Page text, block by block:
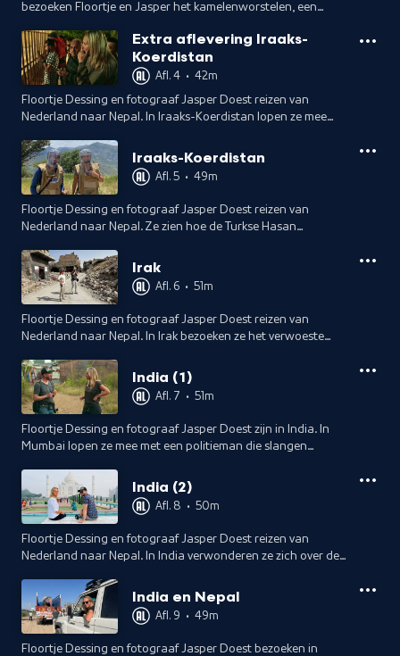
bezoeken Floortje en Jasper het kamelenworstelen, een
ontmoeten ze succesvol zakenman Mert.
Extra aflevering Iraaks-
Koerdistan
Afl. 4 • 42m
Floortje Dessing en fotograaf Jasper Doest reizen van
Nederland naar Nepal. In Iraaks-Koerdistan lopen ze mee
het helpen van dieren.Iraaks-Koerdistan
Afl. 5 • 49m
Floortje Dessing en fotograaf Jasper Doest reizen van
Nederland naar Nepal. Ze zien hoe de Turkse Hasan
een vluchtelingenkamp.Irak
Afl. 6 • 51m
Floortje Dessing en fotograaf Jasper Doest reizen van
Nederland naar Nepal. In Irak bezoeken ze het verwoeste
samenleven met hun waterbuffels.
India (1)
Afl. 7 • 51m
Floortje Dessing en fotograaf Jasper Doest zijn in India. In
Mumbai lopen ze mee met een politieman die slangen
India (2)
Afl. 8 • 50m
Floortje Dessing en fotograaf Jasper Doest reizen van
Nederland naar Nepal. In India verwonderen ze zich over de
India en Nepal
Afl. 9 • 49m
Floortje Dessing en fotograaf Jasper Doest bezoeken in